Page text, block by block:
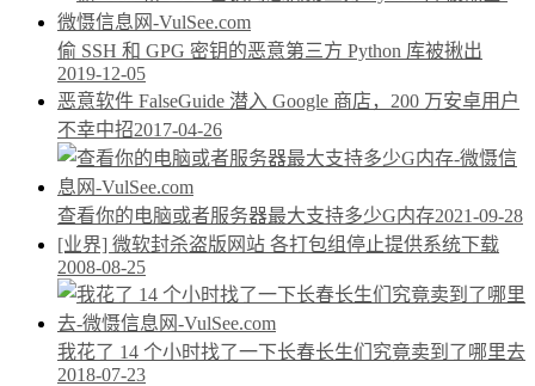
偷 SSH 和 GPG 密钥的恶意第三方 Python 库被揪出
2019-12-05
恶意软件 FalseGuide 潜入 Google 商店，200 万安卓用户
不幸中招2017-04-26
查看你的电脑或者服务器最大支持多少G内存2021-09-28
[业界] 微软封杀盗版网站 各打包组停止提供系统下载
2008-08-25
我花了 14 个小时找了一下长春长生们究竟卖到了哪里去
2018-07-23